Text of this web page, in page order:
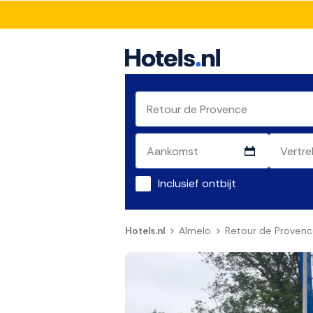
Inclusief ontbijt
Hotels.nl Almelo Retour de